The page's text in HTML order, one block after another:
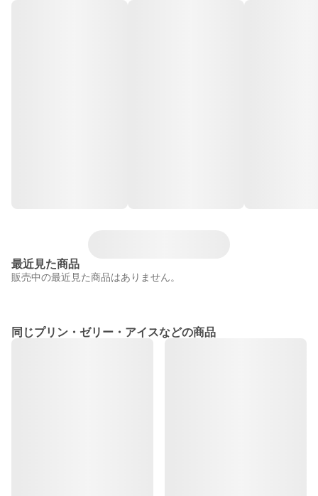
最近見た商品
販売中の最近見た商品はありません。
同じプリン・ゼリー・アイスなどの商品